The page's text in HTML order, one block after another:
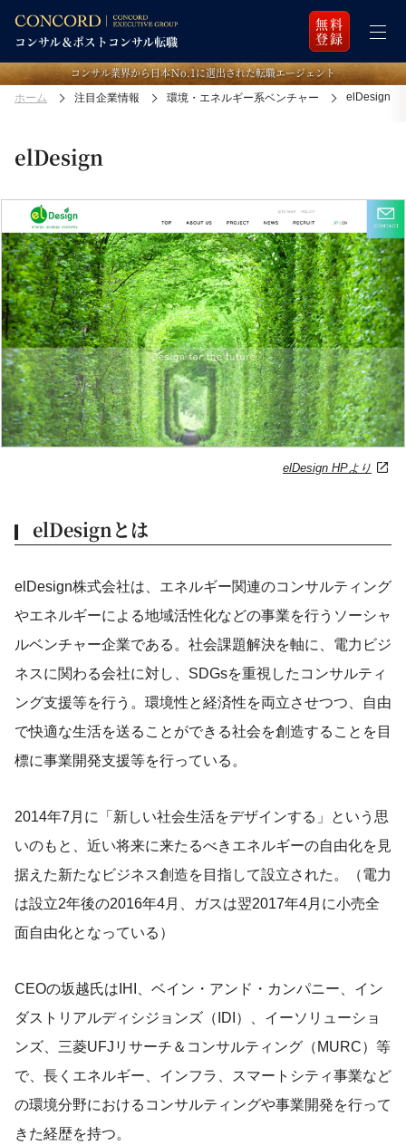
無料
登録
コンサル業界から日本Ｎo.1に選出された転職エージェント
ホーム 注目企業情報 環境・エネルギー系ベンチャー elDesign
elDesign
elDesign HPより
elDesignとは
elDesign株式会社は、エネルギー関連のコンサルティング
やエネルギーによる地域活性化などの事業を行うソーシャ
ルベンチャー企業である。社会課題解決を軸に、電力ビジ
ネスに関わる会社に対し、SDGsを重視したコンサルティ
ング支援等を行う。環境性と経済性を両立させつつ、自由
で快適な生活を送ることができる社会を創造することを目
標に事業開発支援等を行っている。
2014年7月に「新しい社会生活をデザインする」という思
いのもと、近い将来に来たるべきエネルギーの自由化を見
据えた新たなビジネス創造を目指して設立された。（電力
は設立2年後の2016年4月、ガスは翌2017年4月に小売全
面自由化となっている）
CEOの坂越氏はIHI、ベイン・アンド・カンパニー、イン
ダストリアルディシジョンズ（IDI）、イーソリューショ
ンズ、三菱UFJリサーチ＆コンサルティング（MURC）等
で、長くエネルギー、インフラ、スマートシティ事業など
の環境分野におけるコンサルティングや事業開発を行って
きた経歴を持つ。